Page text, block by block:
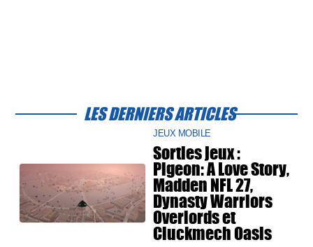
LES DERNIERS ARTICLES
JEUX MOBILE
Sorties jeux :
Pigeon: A Love Story,
Madden NFL 27,
Dynasty Warriors
Overlords et
Cluckmech Oasis